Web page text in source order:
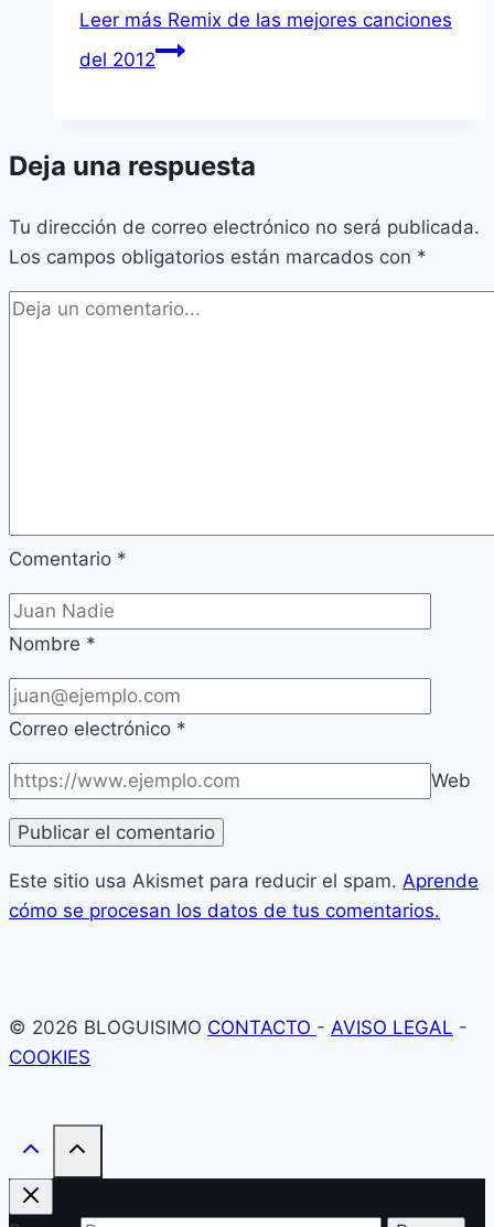
Leer más Remix de las mejores canciones
del 2012
Deja una respuesta
Tu dirección de correo electrónico no será publicada.
Los campos obligatorios están marcados con *
Comentario *
Nombre *
Correo electrónico *
Web
Este sitio usa Akismet para reducir el spam. Aprende
cómo se procesan los datos de tus comentarios.
© 2026 BLOGUISIMO CONTACTO - AVISO LEGAL -
COOKIES